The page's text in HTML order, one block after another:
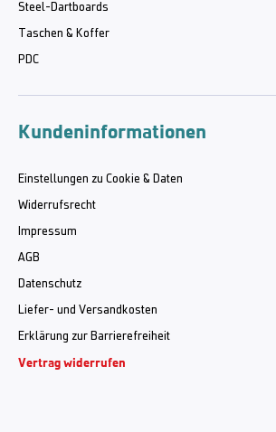
Steel-Dartboards
Taschen & Koffer
PDC
Kundeninformationen
Einstellungen zu Cookie & Daten
Widerrufsrecht
Impressum
AGB
Datenschutz
Liefer- und Versandkosten
Erklärung zur Barrierefreiheit
Vertrag widerrufen